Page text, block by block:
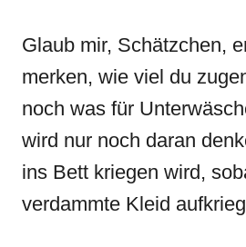
Glaub mir, Schätzchen,
merken, wie viel du
noch was für
wird nur noch daran
ins Bett kriegen wird,
verdammte Kleid